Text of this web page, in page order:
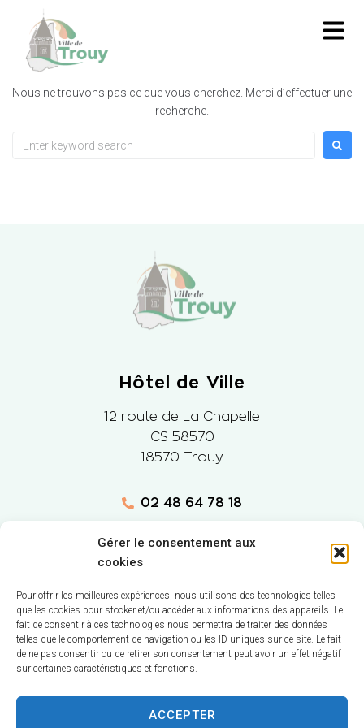
Gérer le consentement aux
cookies
Pour offrir les meilleures expériences, nous utilisons des technologies telles
que les cookies pour stocker et/ou accéder aux informations des appareils. Le
fait de consentir à ces technologies nous permettra de traiter des données
telles que le comportement de navigation ou les ID uniques sur ce site. Le fait
de ne pas consentir ou de retirer son consentement peut avoir un effet négatif
sur certaines caractéristiques et fonctions.
ACCEPTER
principal
Nous ne trouvons pas ce que vous cherchez. Merci d’effectuer une
recherche.
Hôtel de Ville
12 route de La Chapelle
CS 58570
18570 Trouy
02 48 64 78 18
Lundi: 9h-12h et 14h-17h
Mardi
: 9h-12h et 14h-18h
Mercredi: 9h-12h et(14h-16h mairie annexe)
Jeudi: 9h-12h
Vendredi: 9h-17h